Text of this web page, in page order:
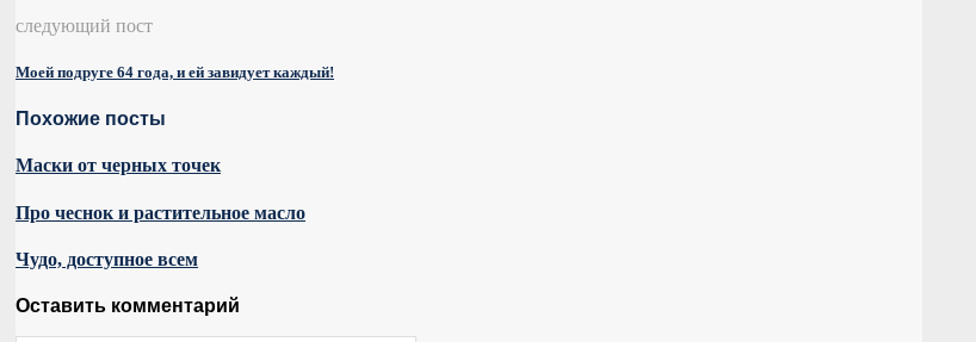
следующий пост
Моей подруге 64 года, и ей завидует каждый!
Похожие посты
Маски от черных точек
Про чеснок и растительное масло
Чудо, доступное всем
Оставить комментарий